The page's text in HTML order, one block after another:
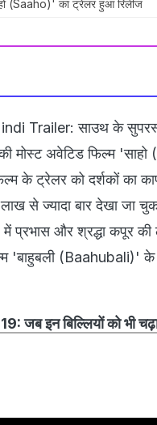
(Saaho)' का ट्रेलर हुआ रिलीज
Trailer: साउथ के
अवेटिड फिल्म 'साहो
के ट्रेलर को दर्शकों का
से ज्यादा बार देखा जा
और श्रद्धा कपूर
'बाहुबली (Baahubali)' के
इन बिल्लियों को भी चढ़ा